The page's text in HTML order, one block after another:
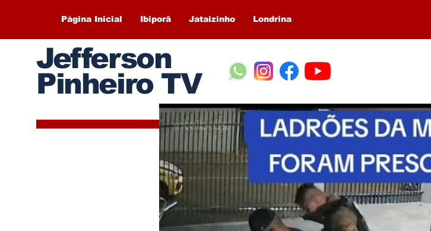
Página Inicial Ibiporã Jataizinho Londrina
Jefferson
Pinheiro TV